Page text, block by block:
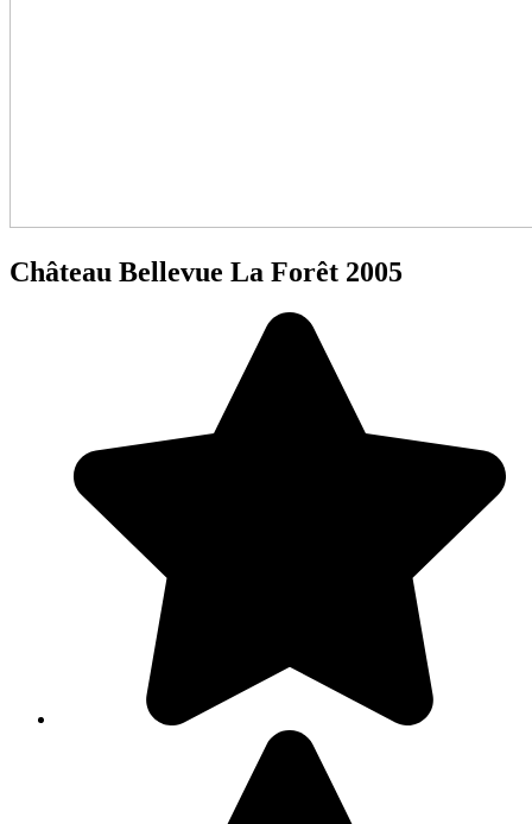
Château Bellevue La Forêt 2005